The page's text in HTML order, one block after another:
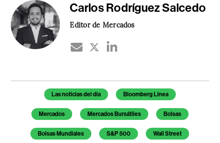
Carlos Rodríguez Salcedo
Editor de Mercados
Temas de este artículo
Las noticias del día Bloomberg Línea
Mercados Mercados Bursátiles Bolsas
Bolsas Mundiales S&P 500 Wall Street